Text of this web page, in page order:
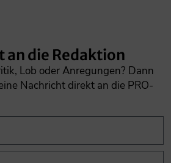
an die Redaktion
Lob oder Anregungen? Dann
Nachricht direkt an die PRO-